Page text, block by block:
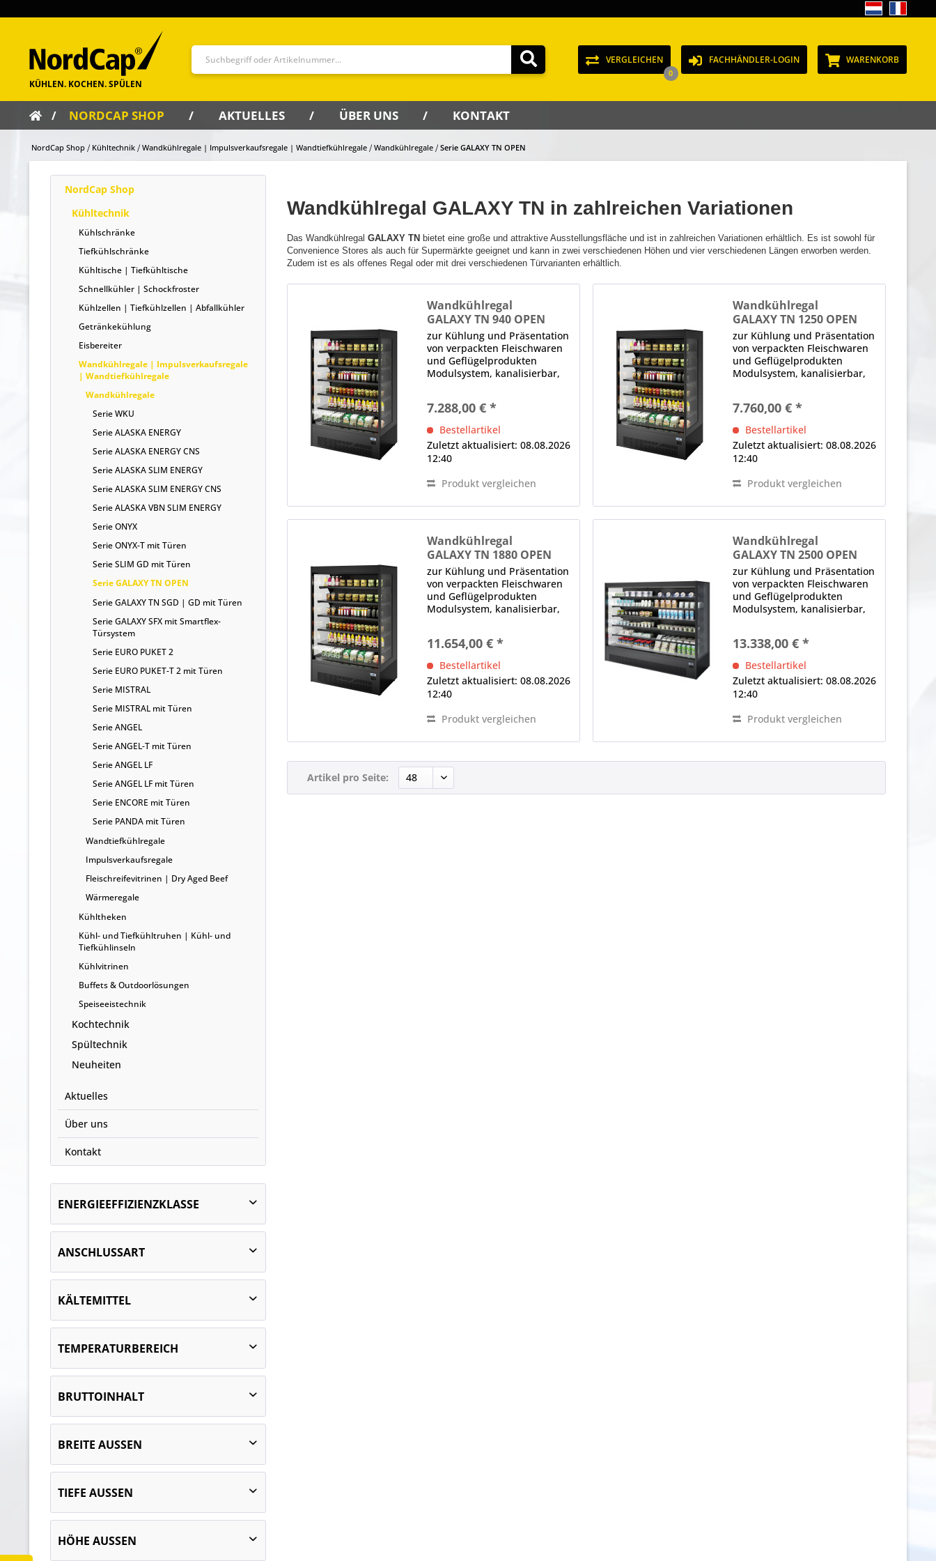
VERGLEICHEN
0
FACHHÄNDLER-LOGIN WARENKORB
NORDCAP SHOP AKTUELLES ÜBER UNS KONTAKT
NordCap Shop Kühltechnik Wandkühlregale | Impulsverkaufsregale | Wandtiefkühlregale Wandkühlregale Serie GALAXY TN OPEN
NordCap Shop
Kühltechnik
Kühlschränke
Tiefkühlschränke
Kühltische | Tiefkühltische
Schnellkühler | Schockfroster
Kühlzellen | Tiefkühlzellen | Abfallkühler
Getränkekühlung
Eisbereiter
Wandkühlregale | Impulsverkaufsregale
| Wandtiefkühlregale
Wandkühlregale
Serie WKU
Serie ALASKA ENERGY
Serie ALASKA ENERGY CNS
Serie ALASKA SLIM ENERGY
Serie ALASKA SLIM ENERGY CNS
Serie ALASKA VBN SLIM ENERGY
Serie ONYX
Serie ONYX-T mit Türen
Serie SLIM GD mit Türen
Serie GALAXY TN OPEN
Serie GALAXY TN SGD | GD mit Türen
Serie GALAXY SFX mit Smartflex-
Türsystem
Serie EURO PUKET 2
Serie EURO PUKET-T 2 mit Türen
Serie MISTRAL
Serie MISTRAL mit Türen
Serie ANGEL
Serie ANGEL-T mit Türen
Serie ANGEL LF
Serie ANGEL LF mit Türen
Serie ENCORE mit Türen
Serie PANDA mit Türen
Wandtiefkühlregale
Impulsverkaufsregale
Fleischreifevitrinen | Dry Aged Beef
Wärmeregale
Kühltheken
Kühl- und Tiefkühltruhen | Kühl- und
Tiefkühlinseln
Kühlvitrinen
Buffets & Outdoorlösungen
Speiseeistechnik
Kochtechnik
Spültechnik
Neuheiten
Aktuelles
Über uns
Kontakt
ENERGIEEFFIZIENZKLASSE
F
ANSCHLUSSART
KÄLTEMITTEL
TEMPERATURBEREICH
BRUTTOINHALT
von1256 l
BREITE AUSSEN
2550
993
TIEFE AUSSEN
HÖHE AUSSEN
Wandkühlregal GALAXY TN in zahlreichen Variationen
Das Wandkühlregal GALAXY TN bietet eine große und attraktive Ausstellungsfläche und ist in zahlreichen Variationen erhältlich. Es ist sowohl für
Convenience Stores als auch für Supermärkte geeignet und kann in zwei verschiedenen Höhen und vier verschiedenen Längen erworben werden.
Zudem ist es als offenes Regal oder mit drei verschiedenen Türvarianten erhältlich.
Wandkühlregal
GALAXY TN 940 OPEN
zur Kühlung und Präsentation
von verpackten Fleischwaren
und Geflügelprodukten
Modulsystem, kanalisierbar,
eckig, Rückwand geschlossen,
Panorama-Seitenteile LED-
Innenbeleuchtung (im...
7.288,00 € *
Bestellartikel
Zuletzt aktualisiert: 08.08.2026
12:40
Produkt vergleichen
Wandkühlregal
GALAXY TN 1250 OPEN
zur Kühlung und Präsentation
von verpackten Fleischwaren
und Geflügelprodukten
Modulsystem, kanalisierbar,
eckig, Rückwand geschlossen,
Panorama-Seitenteile LED-
Innenbeleuchtung (im...
7.760,00 € *
Bestellartikel
Zuletzt aktualisiert: 08.08.2026
12:40
Produkt vergleichen
Wandkühlregal
GALAXY TN 1880 OPEN
zur Kühlung und Präsentation
von verpackten Fleischwaren
und Geflügelprodukten
Modulsystem, kanalisierbar,
eckig, Rückwand geschlossen,
Panorama-Seitenteile LED-
Innenbeleuchtung (im...
11.654,00 € *
Bestellartikel
Zuletzt aktualisiert: 08.08.2026
12:40
Produkt vergleichen
Wandkühlregal
GALAXY TN 2500 OPEN
zur Kühlung und Präsentation
von verpackten Fleischwaren
und Geflügelprodukten
Modulsystem, kanalisierbar,
eckig, Rückwand geschlossen,
Panorama-Seitenteile LED-
Innenbeleuchtung (im...
13.338,00 € *
Bestellartikel
Zuletzt aktualisiert: 08.08.2026
12:40
Produkt vergleichen
Artikel pro Seite: